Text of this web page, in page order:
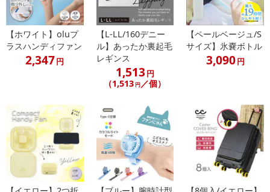
注意事項
【賞味・消費期限のある商品について】
商品到着時点でのお日持ち期間は、配送日数などにより異なります
【キャンセルについて】
※お申込み後のキャンセルはお受けできません。
記載されている内容を必ずご確認いただき、お届けする商品セット
にご納得いただきましたうえでお申し込みください。
※パッケージ変更や商品リニューアル（成分など含む）等により、
参考の掲載画像や画像内のバーコードなど、お届け商品と多少異な
【ホワイト】oluプ
ラスハンディファン
2,347円
【L-LL/160デニー
ル】あったか裏起毛
レギンス
1,513円
（1,513 円 ／個）
【ペールベージュ/S
サイズ】氷嚢ボトル
3,090円